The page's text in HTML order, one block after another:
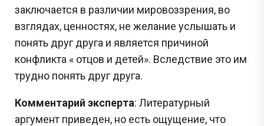
заключается в различии мировоззрения, во
взглядах, ценностях, не желание услышать и
понять друг друга и является причиной
конфликта « отцов и детей». Вследствие это им
трудно понять друг друга.
Комментарий эксперта: Литературный
аргумент приведен, но есть ощущение, что